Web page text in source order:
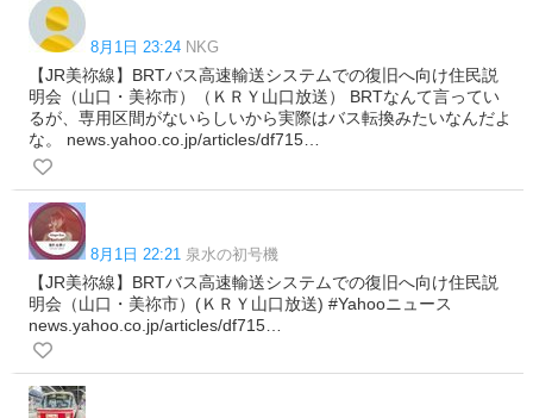
8月1日 23:24 NKG
【JR美祢線】BRTバス高速輸送システムでの復旧へ向け住民説
明会（山口・美祢市）（ＫＲＹ山口放送） BRTなんて言ってい
るが、専用区間がないらしいから実際はバス転換みたいなんだよ
な。 news.yahoo.co.jp/articles/df715…
8月1日 22:21 泉水の初号機
【JR美祢線】BRTバス高速輸送システムでの復旧へ向け住民説
明会（山口・美祢市）(ＫＲＹ山口放送) #Yahooニュース
news.yahoo.co.jp/articles/df715…